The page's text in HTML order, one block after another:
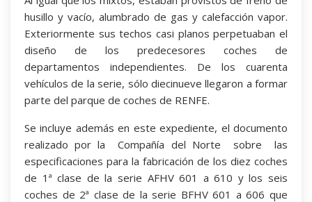
husillo y vacío, alumbrado de gas y calefacción vapor.
Exteriormente sus techos casi planos perpetuaban el
diseño de los predecesores coches de
departamentos independientes. De los cuarenta
vehículos de la serie, sólo diecinueve llegaron a formar
parte del parque de coches de RENFE.
Se incluye además en este expediente, el documento
realizado por la Compañía del Norte sobre las
especificaciones para la fabricación de los diez coches
de 1ª clase de la serie AFHV 601 a 610 y los seis
coches de 2ª clase de la serie BFHV 601 a 606 que